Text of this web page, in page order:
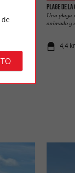
cuyas
...
Plage de la
Una playa
animado y
4,4